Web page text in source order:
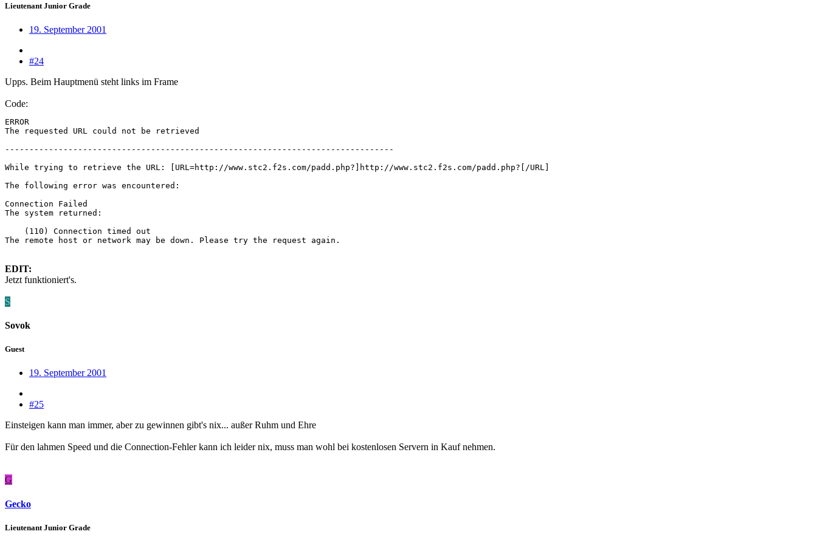
Lieutenant Junior Grade
19. September 2001
#24
Upps. Beim Hauptmenü steht links im Frame
Code:
ERROR
The requested URL could not be retrieved
--------------------------------------------------------------------------------
While trying to retrieve the URL: [URL=http://www.stc2.f2s.com/padd.php?]http://www.stc2.f2s.com/padd.php?[/URL]
The following error was encountered:
Connection Failed
The system returned:
    (110) Connection timed out
The remote host or network may be down. Please try the request again.
EDIT:
Jetzt funktioniert's.
S
Sovok
Guest
19. September 2001
#25
Einsteigen kann man immer, aber zu gewinnen gibt's nix... außer Ruhm und Ehre
Für den lahmen Speed und die Connection-Fehler kann ich leider nix, muss man wohl bei kostenlosen Servern in Kauf nehmen.
G
Gecko
Lieutenant Junior Grade